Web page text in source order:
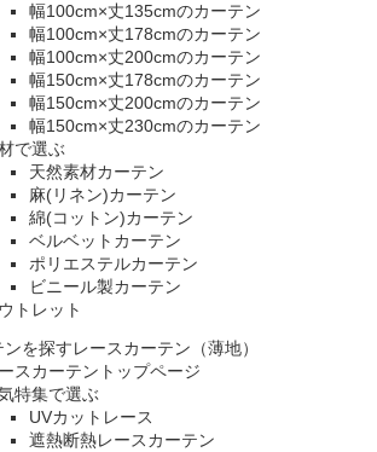
幅100cm×丈135cmのカーテン
幅100cm×丈178cmのカーテン
幅100cm×丈200cmのカーテン
幅150cm×丈178cmのカーテン
幅150cm×丈200cmのカーテン
幅150cm×丈230cmのカーテン
で選ぶ
天然素材カーテン
麻(リネン)カーテン
綿(コットン)カーテン
ベルベットカーテン
ポリエステルカーテン
ビニール製カーテン
トレット
レースカーテン（薄地）
スカーテントップページ
特集で選ぶ
UVカットレース
遮熱断熱レースカーテン